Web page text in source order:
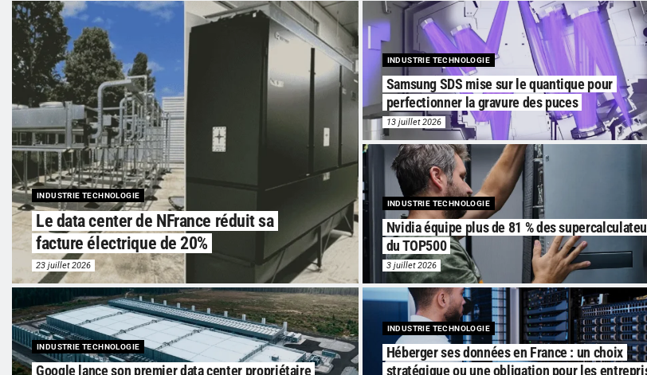
INDUSTRIE TECHNOLOGIE
Le data center de NFrance réduit sa
facture électrique de 20%
23 juillet 2026
INDUSTRIE TECHNOLOGIE
Samsung SDS mise sur le quantique pour
perfectionner la gravure des puces
13 juillet 2026
INDUSTRIE TECHNOLOGIE
Nvidia équipe plus de 81 % des
du TOP500
3 juillet 2026
INDUSTRIE TECHNOLOGIE
Google lance son premier data center propriétaire
INDUSTRIE TECHNOLOGIE
Héberger ses données en France : un choix
stratégique ou une obligation pour les